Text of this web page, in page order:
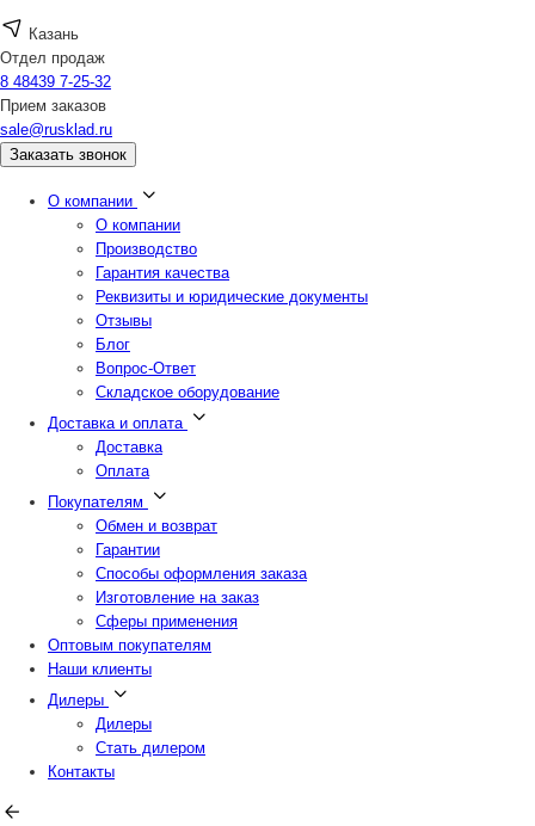
Казань
Отдел продаж
8 48439 7-25-32
Прием заказов
sale@rusklad.ru
Заказать звонок
О компании
О компании
Производство
Гарантия качества
Реквизиты и юридические документы
Отзывы
Блог
Вопрос-Ответ
Складское оборудование
Доставка и оплата
Доставка
Оплата
Покупателям
Обмен и возврат
Гарантии
Способы оформления заказа
Изготовление на заказ
Сферы применения
Оптовым покупателям
Наши клиенты
Дилеры
Дилеры
Стать дилером
Контакты